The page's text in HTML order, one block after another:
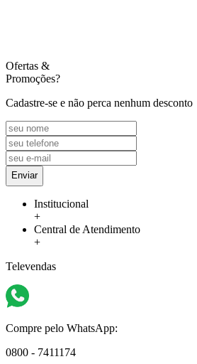
Ofertas &
Promoções?
Cadastre-se e não perca nenhum desconto
Enviar
Institucional
+
Central de Atendimento
+
Televendas
Compre pelo WhatsApp:
0800 - 7411174